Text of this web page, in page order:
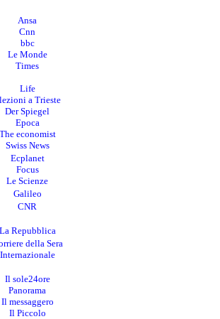
Ansa
Cnn
bbc
Le Monde
Times
Life
a Trieste
Der Spiegel
Epoca
economist
Swiss News
Ecplanet
Focus
Le Scienze
Galileo
CNR
Repubblica
della Sera
Internazionale
Il sole24ore
Panorama
Il messaggero
Il Piccolo